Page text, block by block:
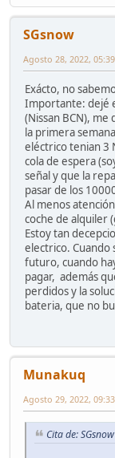
SGsnow
Agosto 28, 2022,
Exácto, no
Importante: dejé
(Nissan BCN),
la primera
eléctrico tenian 3
cola de espera
señal y que la
pasar de los
Al menos
coche de alquiler
Estoy tan
electrico. Cuando
futuro, cuando
pagar, además
perdidos y la
bateria, que no
Munakuq
Agosto 29, 2022,
Cita de: